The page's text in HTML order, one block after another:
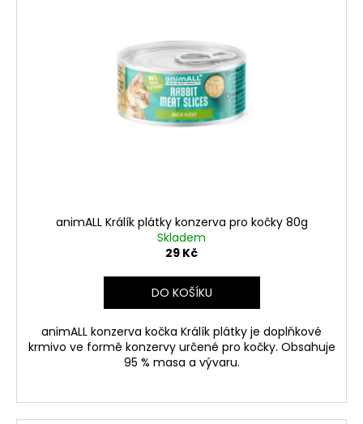
animALL Králík plátky konzerva pro kočky 80g
Skladem
29 Kč
DO KOŠÍKU
animALL konzerva kočka Králík plátky je doplňkové
krmivo ve formě konzervy určené pro kočky. Obsahuje
95 % masa a vývaru.